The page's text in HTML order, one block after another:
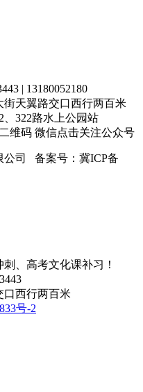
| 13180052180
天翼路交口西行两百米
、322路水上公园站
微信点击关注公众号
公司 备案号：冀ICP备
、高考文化课补习！
口西行两百米
号-2